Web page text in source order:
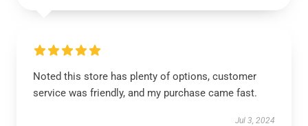
Noted this store has plenty of options, customer
service was friendly, and my purchase came fast.
Jul 3, 2024